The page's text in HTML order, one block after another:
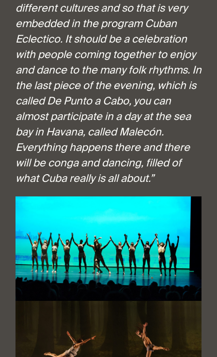
different cultures and so that is very
embedded in the program Cuban
Eclectico. It should be a celebration
with people coming together to enjoy
and dance to the many folk rhythms. In
the last piece of the evening, which is
called De Punto a Cabo, you can
almost participate in a day at the sea
bay in Havana, called Malecón.
Everything happens there and there
will be conga and dancing, filled of
what Cuba really is all about.”